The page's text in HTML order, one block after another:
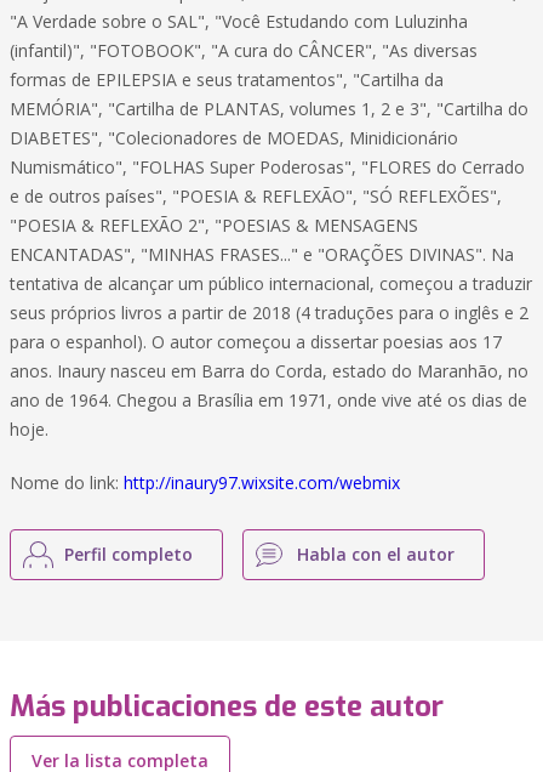
"A Verdade sobre o SAL", "Você Estudando com Luluzinha
(infantil)", "FOTOBOOK", "A cura do CÂNCER", "As diversas
formas de EPILEPSIA e seus tratamentos", "Cartilha da
MEMÓRIA", "Cartilha de PLANTAS, volumes 1, 2 e 3", "Cartilha do
DIABETES", "Colecionadores de MOEDAS, Minidicionário
Numismático", "FOLHAS Super Poderosas", "FLORES do Cerrado
e de outros países", "POESIA & REFLEXÃO", "SÓ REFLEXÕES",
"POESIA & REFLEXÃO 2", "POESIAS & MENSAGENS
ENCANTADAS", "MINHAS FRASES..." e "ORAÇÕES DIVINAS". Na
tentativa de alcançar um público internacional, começou a traduzir
seus próprios livros a partir de 2018 (4 traduções para o inglês e 2
para o espanhol). O autor começou a dissertar poesias aos 17
anos. Inaury nasceu em Barra do Corda, estado do Maranhão, no
ano de 1964. Chegou a Brasília em 1971, onde vive até os dias de
hoje.
Nome do link: http://inaury97.wixsite.com/webmix
Perfil completo Habla con el autor
Más publicaciones de este autor
Ver la lista completa